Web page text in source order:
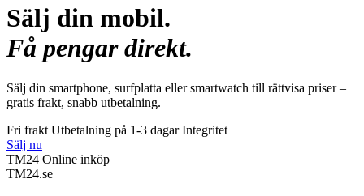
Sälj din mobil.
Få pengar direkt.
Sälj din smartphone, surfplatta eller smartwatch till rättvisa priser –
gratis frakt, snabb utbetalning.
Fri frakt Utbetalning på 1-3 dagar Integritet
Sälj nu
TM24 Online inköp
TM24.se